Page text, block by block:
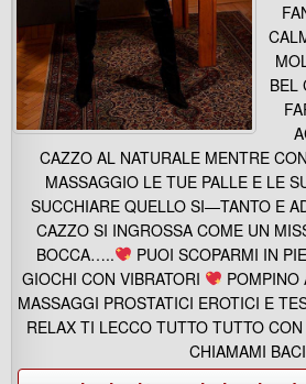
BEL
CAZZO AL NATURALE MENTRE
MASSAGGIO LE TUE PALLE E LE
SUCCHIARE QUELLO SI—TANTO E
CAZZO SI INGROSSA COME UN
BOCCA…..
PUOI SCOPARMI IN
GIOCHI CON VIBRATORI
POMPINO
MASSAGGI PROSTATICI EROTICI E
RELAX TI LECCO TUTTO TUTTO
CHIAMAMI BACI